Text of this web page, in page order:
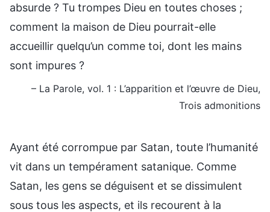
absurde ? Tu trompes Dieu en toutes choses ;
comment la maison de Dieu pourrait-elle
accueillir quelqu’un comme toi, dont les mains
sont impures ?
– La Parole, vol. 1 : L’apparition et l’œuvre de Dieu,
Trois admonitions
Ayant été corrompue par Satan, toute l’humanité
vit dans un tempérament satanique. Comme
Satan, les gens se déguisent et se dissimulent
sous tous les aspects, et ils recourent à la